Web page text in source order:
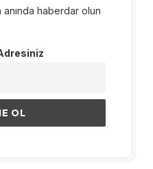
haberdar olun